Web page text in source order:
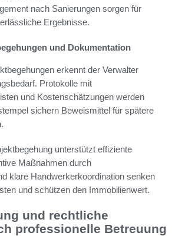
nach Sanierungen sorgen für
Ergebnisse.
und Dokumentation
erkennt der Verwalter
Protokolle mit
und Kostenschätzungen werden
sichern Beweismittel für spätere
unterstützt effiziente
Maßnahmen durch
klare Handwerkerkoordination senken
und schützen den Immobilienwert.
und rechtliche
professionelle Betreuung